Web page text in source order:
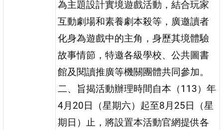
為主題設計實境遊戲活動，結合玩家
互動劇場和素養劇本殺等，廣邀讀者
化身為遊戲中的主角，身歷其境體驗
故事情節，特邀各級學校、公共圖書
館及閱讀推廣等機關團體共同參加。
二、旨揭活動辦理時間自本（113）年
4月20日（星期六）起至8月25日（星
期日）止，將設置本活動官網提供各